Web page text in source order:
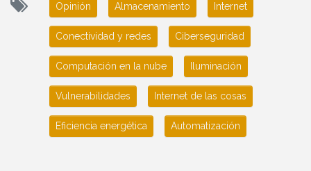
Opinión Almacenamiento Internet
Conectividad y redes Ciberseguridad
Computación en la nube Iluminación
Vulnerabilidades Internet de las cosas
Eficiencia energética Automatización